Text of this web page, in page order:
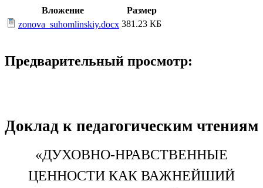
Вложение
Размер
zonova_suhomlinskiy.docx 381.23 КБ
Предварительный просмотр:
Доклад к педагогическим чтениям
«ДУХОВНО-НРАВСТВЕННЫЕ
ЦЕННОСТИ КАК ВАЖНЕЙШИЙ